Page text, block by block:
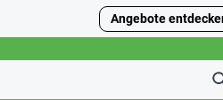
Angebote